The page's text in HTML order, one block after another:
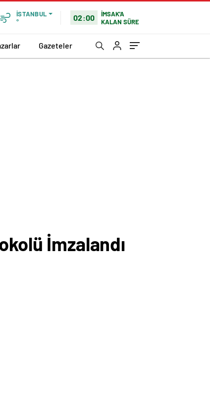
İSTANBUL
°
02:00
İMSAK'A
KALAN SÜRE
Gazeteler
İmzalandı